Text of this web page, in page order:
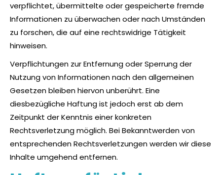
verpflichtet, übermittelte oder gespeicherte fremde
Informationen zu überwachen oder nach Umständen
zu forschen, die auf eine rechtswidrige Tätigkeit
hinweisen.
Verpflichtungen zur Entfernung oder Sperrung der
Nutzung von Informationen nach den allgemeinen
Gesetzen bleiben hiervon unberührt. Eine
diesbezügliche Haftung ist jedoch erst ab dem
Zeitpunkt der Kenntnis einer konkreten
Rechtsverletzung möglich. Bei Bekanntwerden von
entsprechenden Rechtsverletzungen werden wir diese
Inhalte umgehend entfernen.